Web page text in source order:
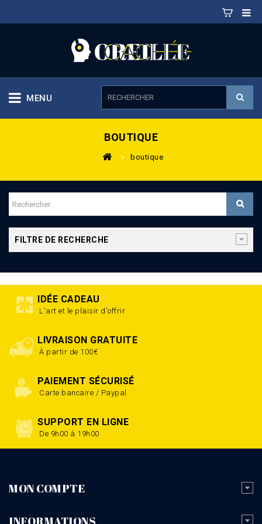
MENU
BOUTIQUE
> boutique
FILTRE DE RECHERCHE
IDÉE CADEAU
L'art et le plaisir d'offrir
LIVRAISON GRATUITE
À partir de 100€
PAIEMENT SÉCURISÉ
Carte bancaire / Paypal
SUPPORT EN LIGNE
De 9h00 à 19h00
MON COMPTE